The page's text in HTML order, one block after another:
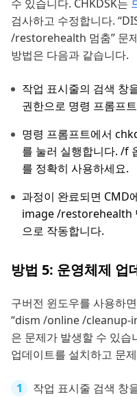
수 있습니다. CHKDSK는
검사하고 수정합니다.
/restorehealth 멈춤” 문
방법은 다음과 같습니다.
작업 표시줄의 검색 창
권한으로 명령 프롬프
명령 프롬프트에서
를 눌러 실행합니다. /f
를 정확히 사용하세요.
과정이 완료되면
image /restorehealth
으로 작동합니다.
방법 5: 운영체제 업
구버전 윈도우를 사용하
“dism /online /cleanup-
은 문제가 발생할 수 있습
업데이트를 설치하고 문
작업 표시줄 검색 창